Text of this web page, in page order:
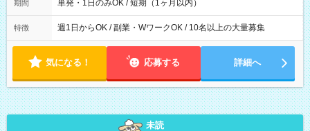
期間 単発・1日のみOK / 短期（1ヶ月以内）
特徴 週1日からOK / 副業・WワークOK / 10名以上の大量募集
気になる！ 応募する 詳細へ
未読